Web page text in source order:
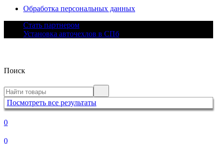
Обработка персональных данных
Стать партнером
Установка авточехлов в СПб
Поиск
Посмотреть все результаты
0
0